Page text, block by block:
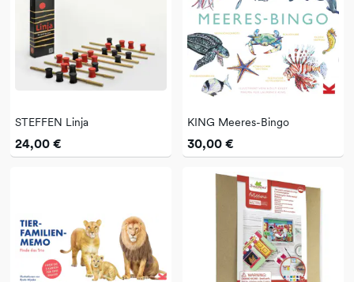
STEFFEN Linja
24,00 €
KING Meeres-Bingo
30,00 €